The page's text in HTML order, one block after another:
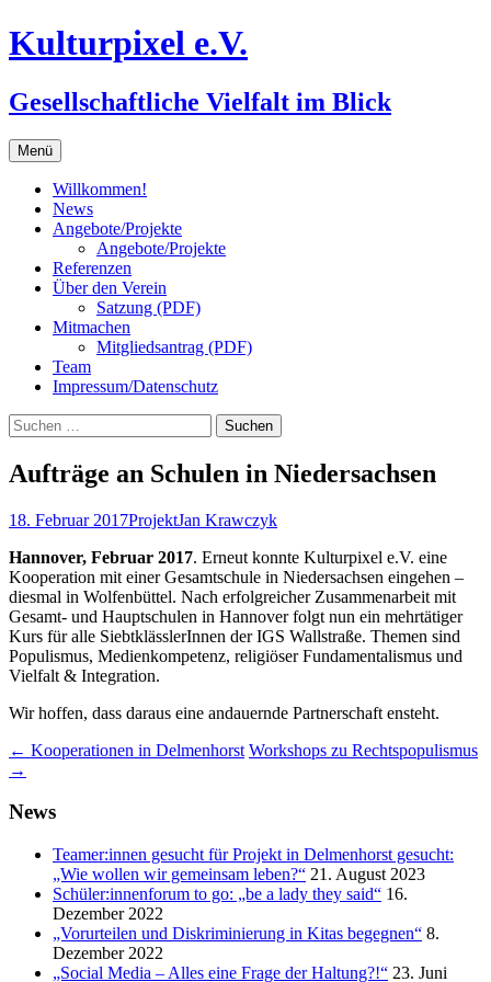
Zum
Inhalt
Kulturpixel e.V.
Gesellschaftliche Vielfalt im Blick
Menü
Willkommen!
News
Angebote/Projekte
Angebote/Projekte
Referenzen
Über den Verein
Satzung (PDF)
Mitmachen
Mitgliedsantrag (PDF)
Team
Impressum/Datenschutz
Suchen
nach:
Aufträge an Schulen in Niedersachsen
18. Februar 2017ProjektJan Krawczyk
Hannover, Februar 2017. Erneut konnte Kulturpixel e.V. eine
Kooperation mit einer Gesamtschule in Niedersachsen eingehen –
diesmal in Wolfenbüttel. Nach erfolgreicher Zusammenarbeit mit
Gesamt- und Hauptschulen in Hannover folgt nun ein mehrtätiger
Kurs für alle SiebtklässlerInnen der IGS Wallstraße. Themen sind
Populismus, Medienkompetenz, religiöser Fundamentalismus und
Vielfalt & Integration.
Wir hoffen, dass daraus eine andauernde Partnerschaft ensteht.
Beitragsnavigation
← Kooperationen in Delmenhorst Workshops zu Rechtspopulismus
→
News
Teamer:innen gesucht für Projekt in Delmenhorst gesucht:
„Wie wollen wir gemeinsam leben?“ 21. August 2023
Schüler:innenforum to go: „be a lady they said“ 16.
Dezember 2022
„Vorurteilen und Diskriminierung in Kitas begegnen“ 8.
Dezember 2022
„Social Media – Alles eine Frage der Haltung?!“ 23. Juni